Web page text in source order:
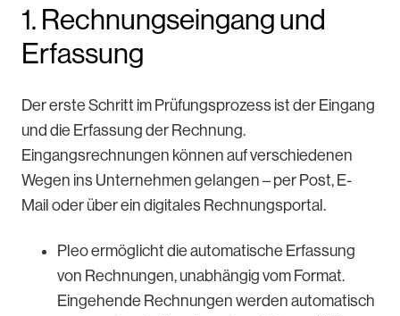
1. Rechnungseingang und
Erfassung
Der erste Schritt im Prüfungsprozess ist der Eingang
und die Erfassung der Rechnung.
Eingangsrechnungen können auf verschiedenen
Wegen ins Unternehmen gelangen – per Post, E-
Mail oder über ein digitales Rechnungsportal.
Pleo ermöglicht die automatische Erfassung
von Rechnungen, unabhängig vom Format.
Eingehende Rechnungen werden automatisch